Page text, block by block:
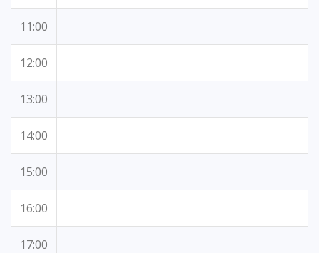
11:00
12:00
13:00
14:00
15:00
16:00
17:00